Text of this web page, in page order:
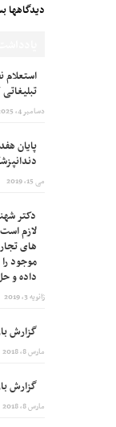
دیدگاهها
دسامبر 4, 2025
پایان
می 15, 2019
دکتر
لازم
های
موجود
داده و
ژانویه 3, 2019
گزارش بازآموزی
مارس 8, 2018
گزارش بازآموزی
مارس 8, 2018